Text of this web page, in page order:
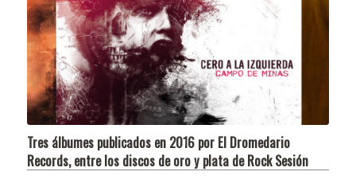
Tres álbumes publicados en 2016 por El Dromedario
Records, entre los discos de oro y plata de Rock Sesión